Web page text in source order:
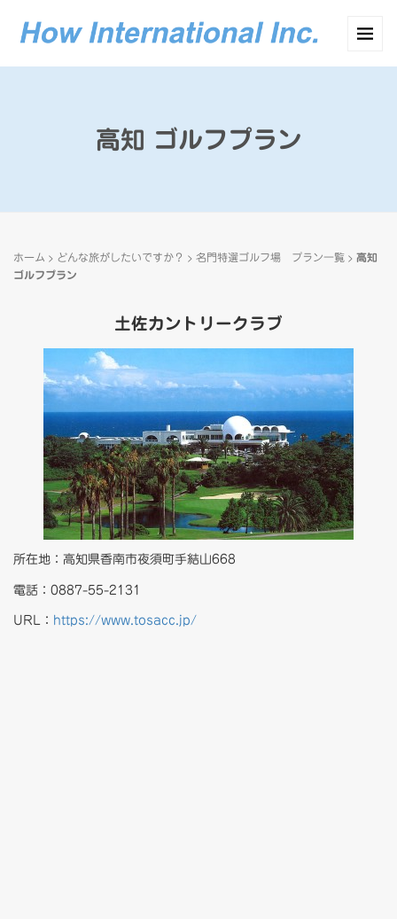
高知 ゴルフプラン
ホーム > どんな旅がしたいですか？ > 名門特選ゴルフ場 プラン一覧 > 高知
ゴルフプラン
土佐カントリークラブ
所在地：高知県香南市夜須町手結山668
電話：0887-55-2131
URL： https://www.tosacc.jp/